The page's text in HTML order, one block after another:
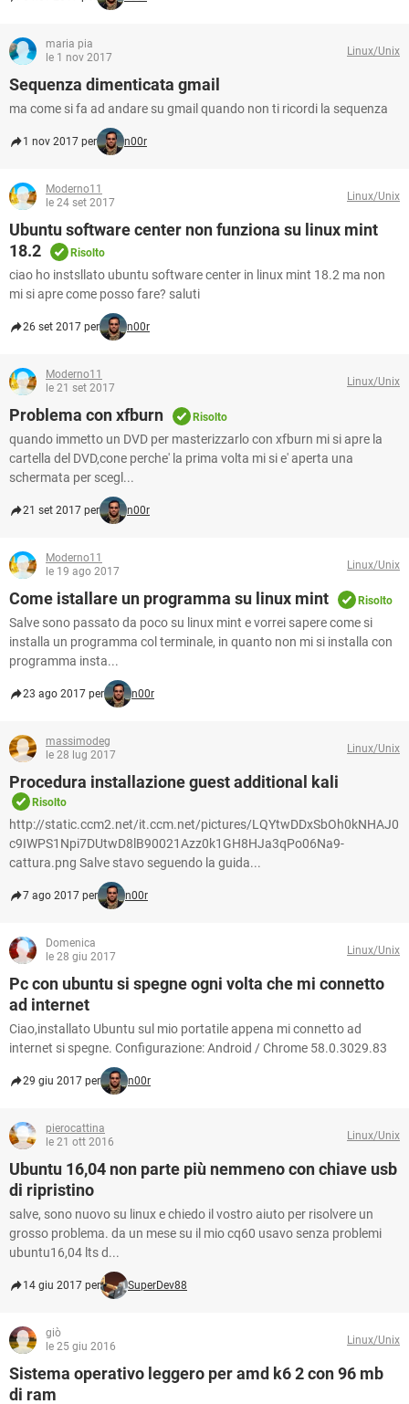
maria pia
le 1 nov 2017
Linux/Unix
Sequenza dimenticata gmail
ma come si fa ad andare su gmail quando non ti ricordi la sequenza
1 nov 2017 per n00r
Moderno11
le 24 set 2017
Linux/Unix
Ubuntu software center non funziona su linux mint
18.2
Risolto
ciao ho instsllato ubuntu software center in linux mint 18.2 ma non
mi si apre come posso fare? saluti
26 set 2017 per n00r
Moderno11
le 21 set 2017
Linux/Unix
Problema con xfburn Risolto
quando immetto un DVD per masterizzarlo con xfburn mi si apre la
cartella del DVD,cone perche' la prima volta mi si e' aperta una
schermata per scegl...
21 set 2017 per n00r
Moderno11
le 19 ago 2017
Linux/Unix
Come istallare un programma su linux mint Risolto
Salve sono passato da poco su linux mint e vorrei sapere come si
installa un programma col terminale, in quanto non mi si installa con
programma insta...
23 ago 2017 per n00r
massimodeg
le 28 lug 2017
Linux/Unix
Procedura installazione guest additional kali
Risolto
http://static.ccm2.net/it.ccm.net/pictures/LQYtwDDxSbOh0kNHAJ0
c9IWPS1Npi7DUtwD8lB90021Azz0k1GH8HJa3qPo06Na9-
cattura.png Salve stavo seguendo la guida...
7 ago 2017 per n00r
Domenica
le 28 giu 2017
Linux/Unix
Pc con ubuntu si spegne ogni volta che mi connetto
ad internet
Ciao,installato Ubuntu sul mio portatile appena mi connetto ad
internet si spegne. Configurazione: Android / Chrome 58.0.3029.83
29 giu 2017 per n00r
pierocattina
le 21 ott 2016
Linux/Unix
Ubuntu 16,04 non parte più nemmeno con chiave usb
di ripristino
salve, sono nuovo su linux e chiedo il vostro aiuto per risolvere un
grosso problema. da un mese su il mio cq60 usavo senza problemi
ubuntu16,04 lts d...
14 giu 2017 per SuperDev88
giò
le 25 giu 2016
Linux/Unix
Sistema operativo leggero per amd k6 2 con 96 mb
di ram